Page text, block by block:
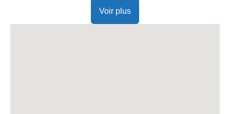
Voir plus